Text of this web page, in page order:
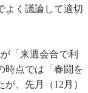
よく議論して適切
「来週会合で利
時点では「春闘を
、先月（12月）